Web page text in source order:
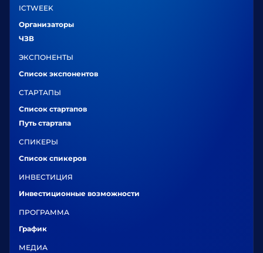
ICTWEEK
Организаторы
ЧЗВ
ЭКСПОНЕНТЫ
Список экспонентов
СТАРТАПЫ
Список стартапов
Путь стартапа
СПИКЕРЫ
Список спикеров
ИНВЕСТИЦИЯ
Инвестиционные возможности
ПРОГРАММА
График
МЕДИА